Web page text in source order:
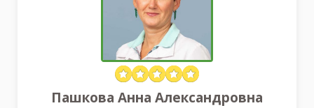
Пашкова Анна Александровна